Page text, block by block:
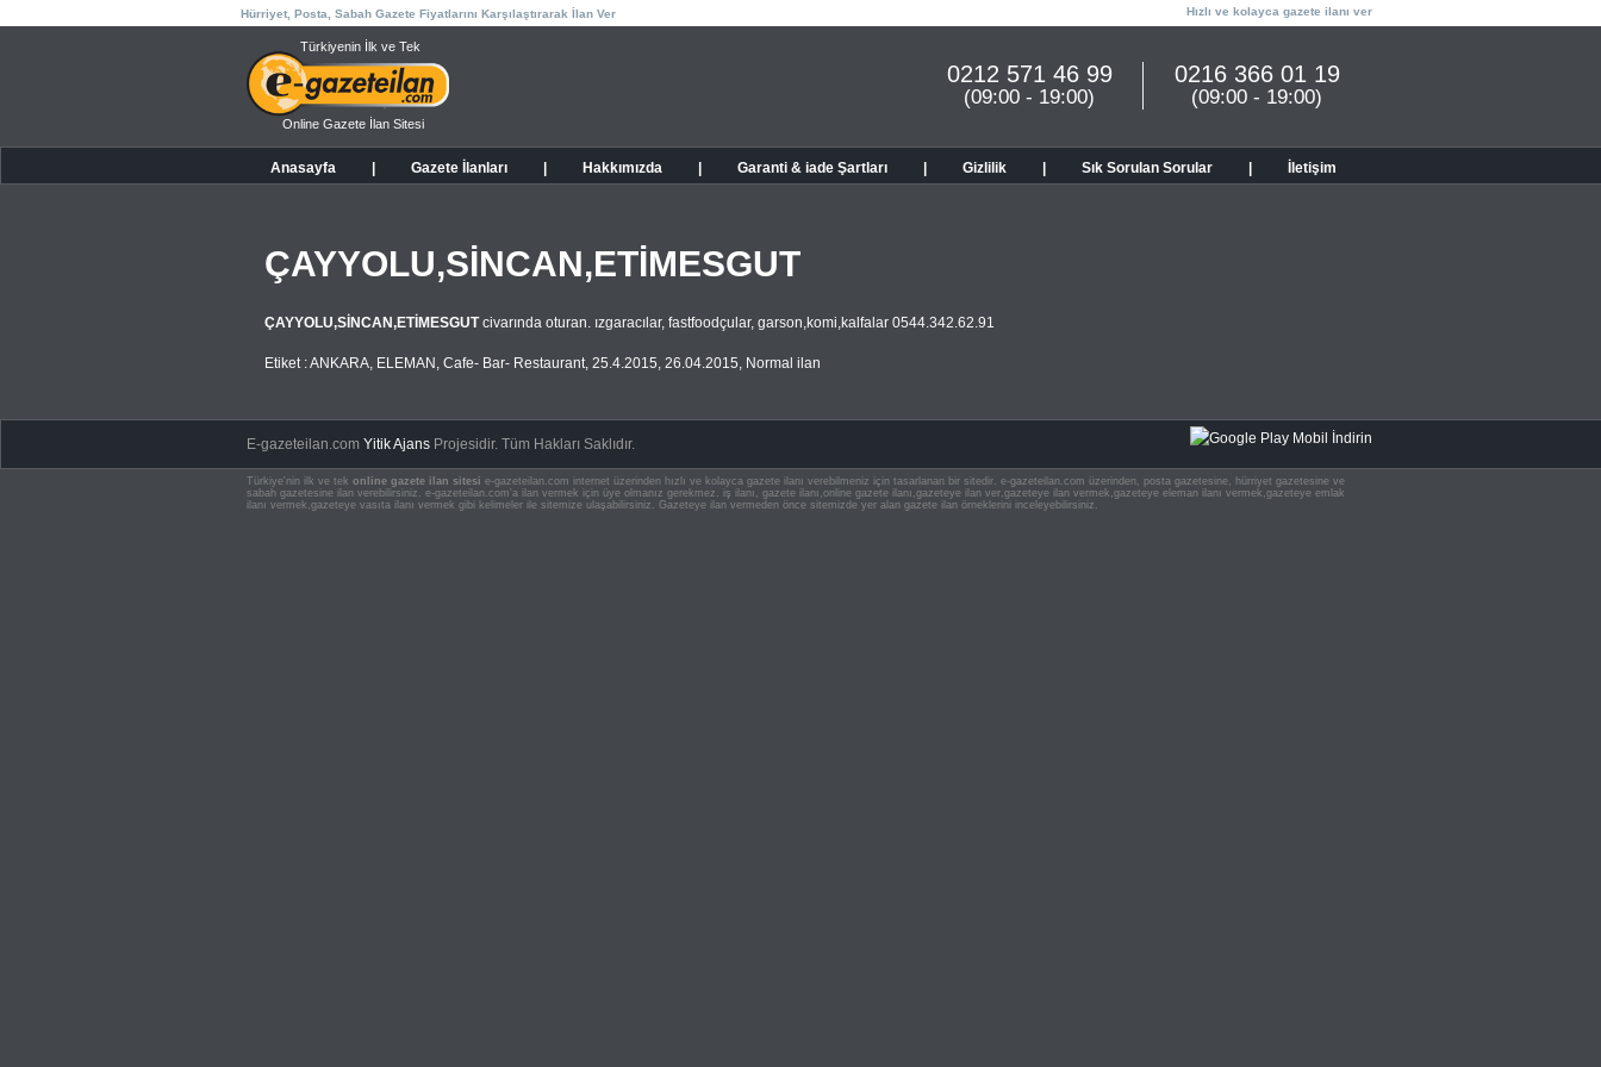
Hürriyet, Posta, Sabah Gazete Fiyatlarını Karşılaştırarak İlan Ver Hızlı ve kolayca gazete ilanı ver
Türkiyenin İlk ve Tek
Online Gazete İlan Sitesi
0216 366 01 19
(09:00 - 19:00)
0212 571 46 99
(09:00 - 19:00)
Anasayfa Gazete İlanları Hakkımızda Garanti & iade Şartları Gizlilik Sık Sorulan Sorular İletişim
ÇAYYOLU,SİNCAN,ETİMESGUT
ÇAYYOLU,SİNCAN,ETİMESGUTcivarında oturan. ızgaracılar, fastfoodçular, garson,komi,kalfalar 0544.342.62.91
Etiket :ANKARA, ELEMAN , Cafe- Bar- Restaurant, 25.4.2015, 26.04.2015, Normal ilan
E-gazeteilan.comYitik Ajans Projesidir.Tüm Hakları Saklıdır.
Türkiye'nin ilk ve tek online gazete ilan sitesi e-gazeteilan.com internet üzerinden hızlı ve kolayca gazete ilanı verebilmeniz için tasarlanan bir sitedir. e-gazeteilan.com üzerinden, posta gazetesine, hürriyet gazetesine ve
sabah gazetesine ilan verebilirsiniz. e-gazeteilan.com'a ilan vermek için üye olmanız gerekmez. iş ilanı, gazete ilanı,online gazete ilanı,gazeteye ilan ver,gazeteye ilan vermek,gazeteye eleman ilanı vermek,gazeteye emlak
ilanı vermek,gazeteye vasıta ilanı vermek gibi kelimeler ile sitemize ulaşabilirsiniz. Gazeteye ilan vermeden önce sitemizde yer alan gazete ilan örneklerini inceleyebilirsiniz.